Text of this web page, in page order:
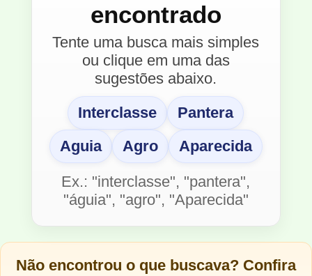
encontrado
Tente uma busca mais simples
ou clique em uma das
sugestões abaixo.
Interclasse
Pantera
Aguia
Agro Aparecida
Ex.: "interclasse", "pantera",
"águia", "agro", "Aparecida"
Não encontrou o que buscava? Confira